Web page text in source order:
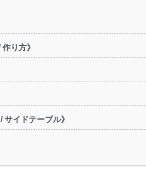
り方》
イドテーブル》